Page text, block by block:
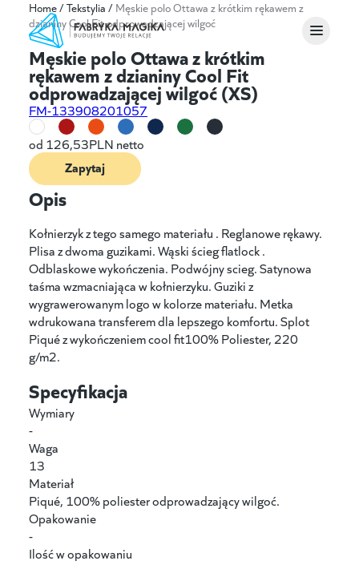
Home/Tekstylia / Męskie polo Ottawa z krótkim rękawem z
dzianiny Cool Fit odprowadzającej wilgoć
Męskie polo Ottawa z krótkim
rękawem z dzianiny Cool Fit
odprowadzającej wilgoć (XS)
FM-133908201057
od 126,53PLN netto
Zapytaj
Opis
Kołnierzyk z tego samego materiału . Reglanowe rękawy.
Plisa z dwoma guzikami. Wąski ścieg flatlock .
Odblaskowe wykończenia. Podwójny scieg. Satynowa
taśma wzmacniająca w kołnierzyku. Guziki z
wygrawerowanym logo w kolorze materiału. Metka
wdrukowana transferem dla lepszego komfortu. Splot
Piqué z wykończeniem cool fit100% Poliester, 220
g/m2.
Specyfikacja
Wymiary
-
Waga
13
Materiał
Piqué, 100% poliester odprowadzający wilgoć.
Opakowanie
-
Ilość w opakowaniu